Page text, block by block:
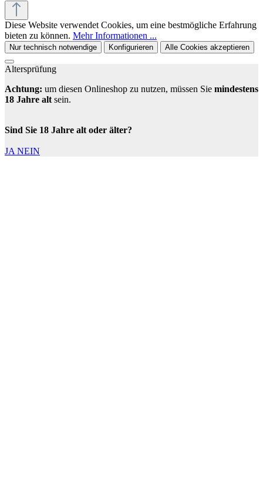
Diese Website verwendet Cookies, um eine bestmögliche Erfahrung
bieten zu können. Mehr Informationen ...
Nur technisch notwendige Konfigurieren Alle Cookies akzeptieren
Altersprüfung
Achtung: um diesen Onlineshop zu nutzen, müssen Sie mindestens
18 Jahre alt sein.
Sind Sie 18 Jahre alt oder älter?
JA NEIN